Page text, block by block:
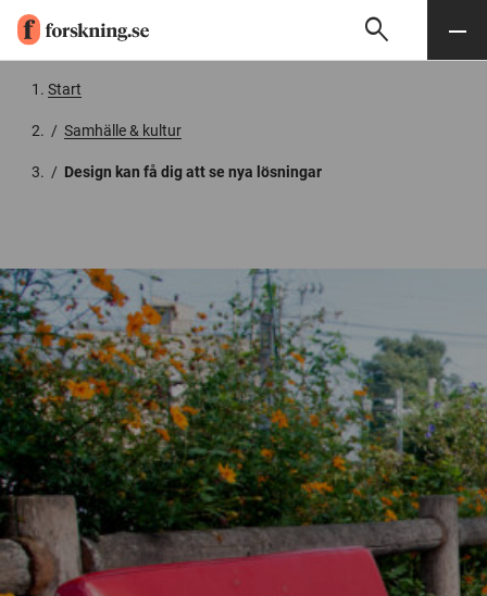
Söksearch Meny
Start
/ Samhälle & kultur
/ Design kan få dig att se nya lösningar